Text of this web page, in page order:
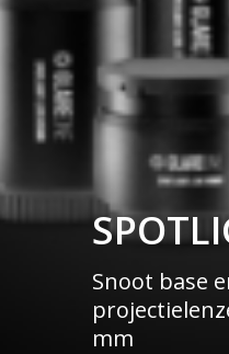
Snoot base
mm